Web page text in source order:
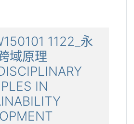
1122_永
域原理
IN